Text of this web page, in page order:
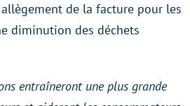
allègement de la facture pour les
diminution des déchets
entraîneront une plus grande